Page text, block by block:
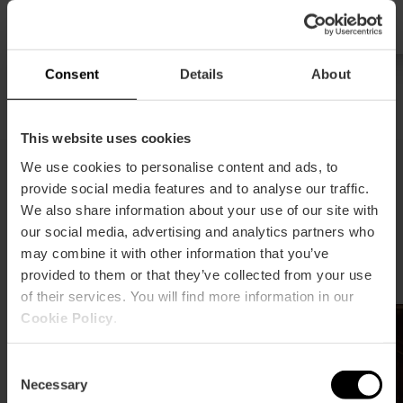
Consent Details About
This website uses cookies
We use cookies to personalise content and ads, to
provide social media features and to analyse our traffic.
We also share information about your use of our site with
our social media, advertising and analytics partners who
may combine it with other information that you’ve
provided to them or that they’ve collected from your use
of their services. You will find more information in our
Cookie Policy
Selection
Necessary
Freizeit und Lifestyle
Für alle, die Action, Entspannung oder einfach das
Eintauchen in das Flair der Stadt suchen.